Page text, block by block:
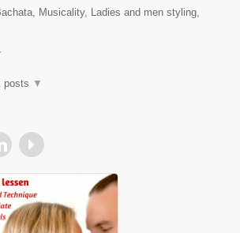
Musicality, Ladies and men styling,
posts ▼